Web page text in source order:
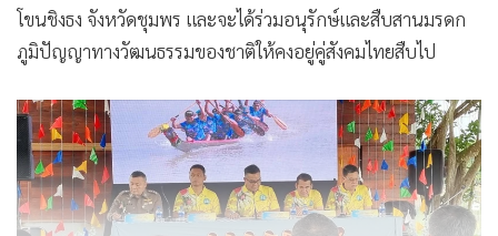
โขนชิงธง จังหวัดชุมพร และจะได้ร่วมอนุรักษ์และสืบสานมรดก
ภูมิปัญญาทางวัฒนธรรมของชาติให้คงอยู่คู่สังคมไทยสืบไป